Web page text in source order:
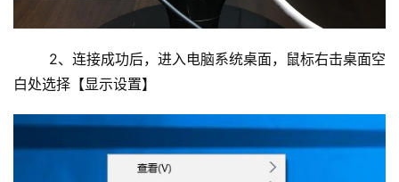
白处选择【显示设置】